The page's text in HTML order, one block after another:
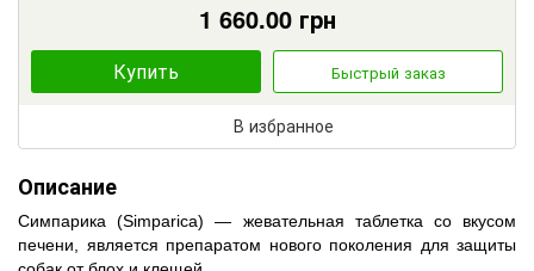
1 660.00грн
Купить Быстрый заказ
В избранное
Описание
Симпарика (Simparica) ― жевательная таблетка со вкусом
печени, является препаратом нового поколения для защиты